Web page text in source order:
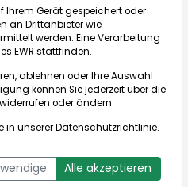
Bid:32,200€Ask:33,000€
Ihrem Gerät gespeichert oder
an Drittanbieter wie
werden. Eine Verarbeitung
EWR stattfinden.
ablehnen oder Ihre Auswahl
können Sie jederzeit über die
oder ändern.
in unsererDatenschutzrichtlinie.
Alle akzeptieren